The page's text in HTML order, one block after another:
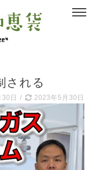
される
日 / 2023年5月30日